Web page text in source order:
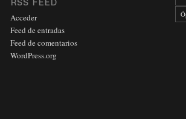
Acceder
Feed de entradas
Feed de comentarios
WordPress.org